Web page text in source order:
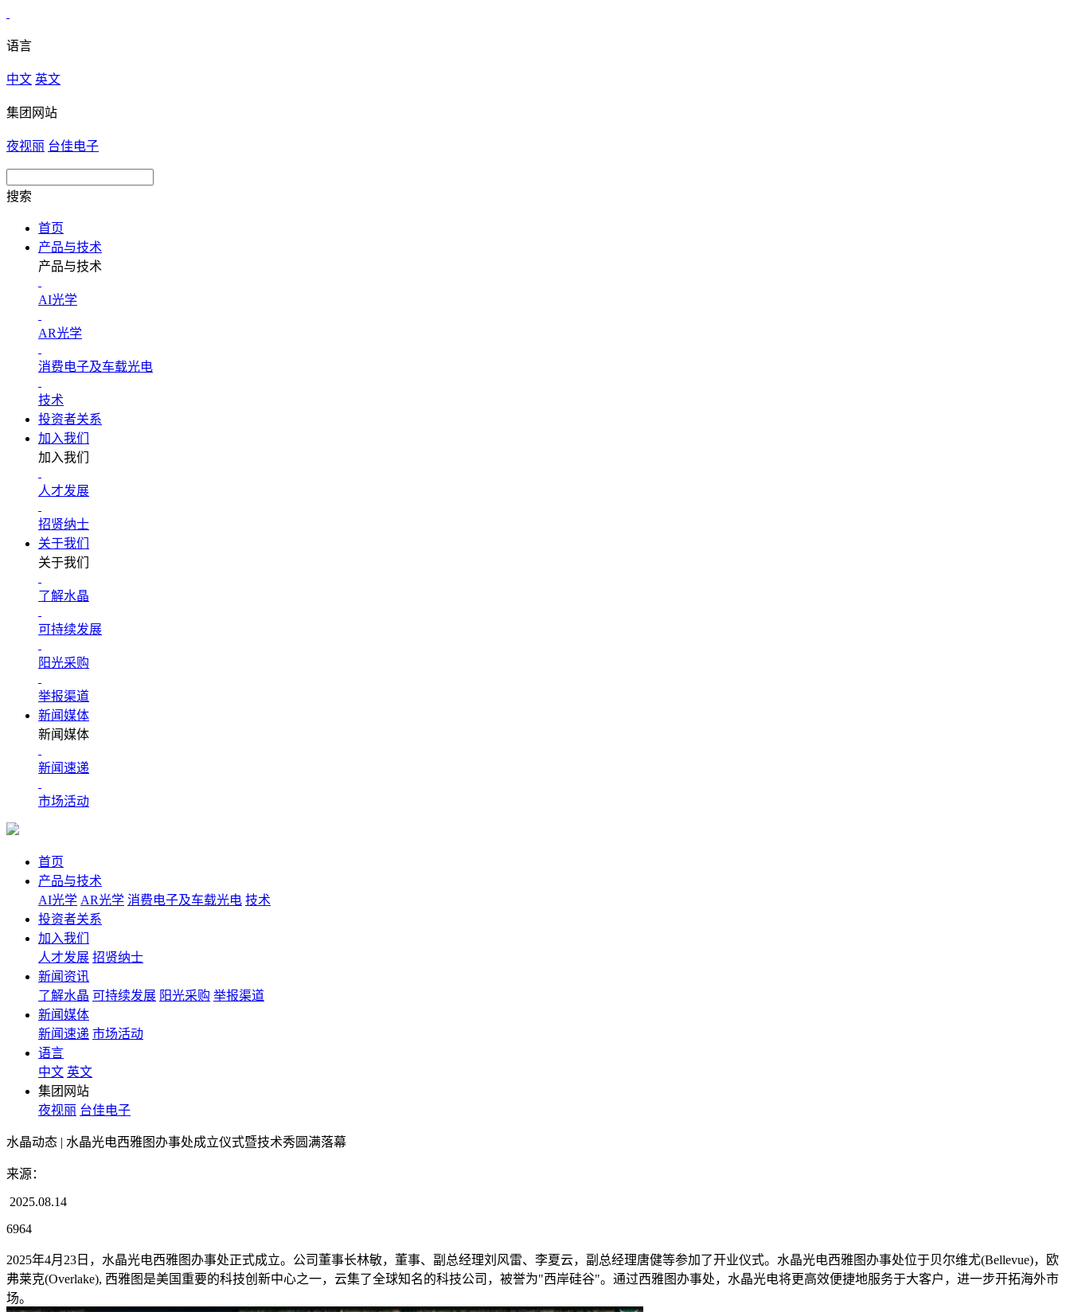
语言
中文 英文
集团网站
夜视丽 台佳电子
搜索
首页
产品与技术
产品与技术
AI光学
AR光学
消费电子及车载光电
技术
投资者关系
加入我们
加入我们
人才发展
招贤纳士
关于我们
关于我们
了解水晶
可持续发展
阳光采购
举报渠道
新闻媒体
新闻媒体
新闻速递
市场活动
首页
产品与技术
AI光学 AR光学 消费电子及车载光电 技术
投资者关系
加入我们
人才发展 招贤纳士
新闻资讯
了解水晶 可持续发展 阳光采购 举报渠道
新闻媒体
新闻速递 市场活动
语言
中文 英文
集团网站
夜视丽 台佳电子
水晶动态 | 水晶光电西雅图办事处成立仪式暨技术秀圆满落幕
来源：
2025.08.14
6964
2025年4月23日，水晶光电西雅图办事处正式成立。公司董事长林敏，董事、副总经理刘风雷、李夏云，副总经理唐健等参加了开业仪式。水晶光电西雅图办事处位于贝尔维尤(Bellevue)，欧
弗莱克(Overlake), 西雅图是美国重要的科技创新中心之一，云集了全球知名的科技公司，被誉为"西岸硅谷"。通过西雅图办事处，水晶光电将更高效便捷地服务于大客户，进一步开拓海外市
场。